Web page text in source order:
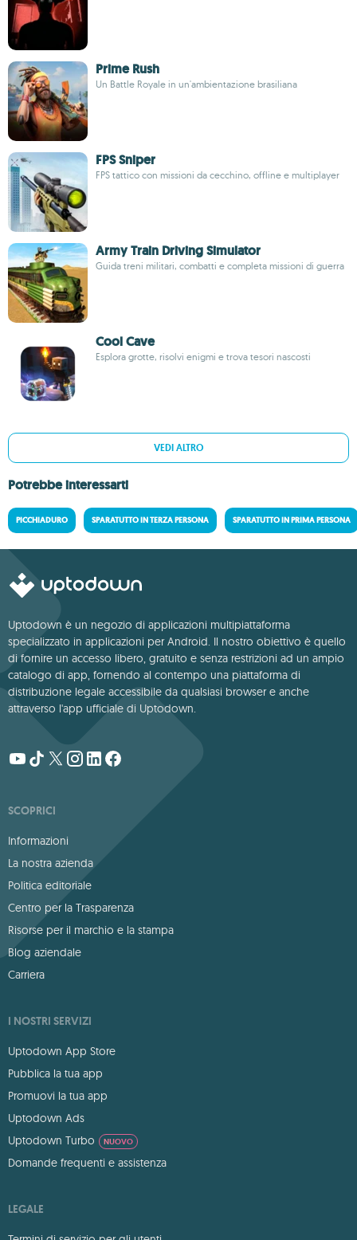
Prime Rush
Un Battle Royale in un'ambientazione brasiliana
FPS Sniper
FPS tattico con missioni da cecchino, offline e multiplayer
Army Train Driving Simulator
Guida treni militari, combatti e completa missioni di guerra
Cool Cave
Esplora grotte, risolvi enigmi e trova tesori nascosti
VEDI ALTRO
Potrebbe interessarti
PICCHIADURO SPARATUTTO IN TERZA PERSONA SPARATUTTO IN PRIMA PERSONA
Uptodown è un negozio di applicazioni multipiattaforma
specializzato in applicazioni per Android. Il nostro obiettivo è quello
di fornire un accesso libero, gratuito e senza restrizioni ad un ampio
catalogo di app, fornendo al contempo una piattaforma di
distribuzione legale accessibile da qualsiasi browser e anche
attraverso l'app ufficiale di Uptodown.
SCOPRICI
Informazioni
La nostra azienda
Politica editoriale
Centro per la Trasparenza
Risorse per il marchio e la stampa
Blog aziendale
Carriera
I NOSTRI SERVIZI
Uptodown App Store
Pubblica la tua app
Promuovi la tua app
Uptodown Ads
Uptodown Turbo
NUOVO
Domande frequenti e assistenza
LEGALE